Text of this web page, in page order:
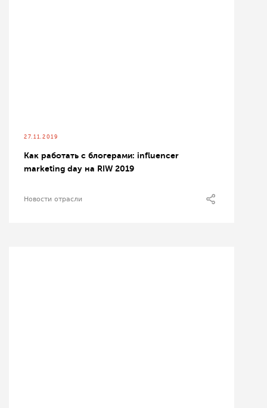
27.11.2019
Как работать с блогерами: influencer
marketing day на RIW 2019
Новости отрасли